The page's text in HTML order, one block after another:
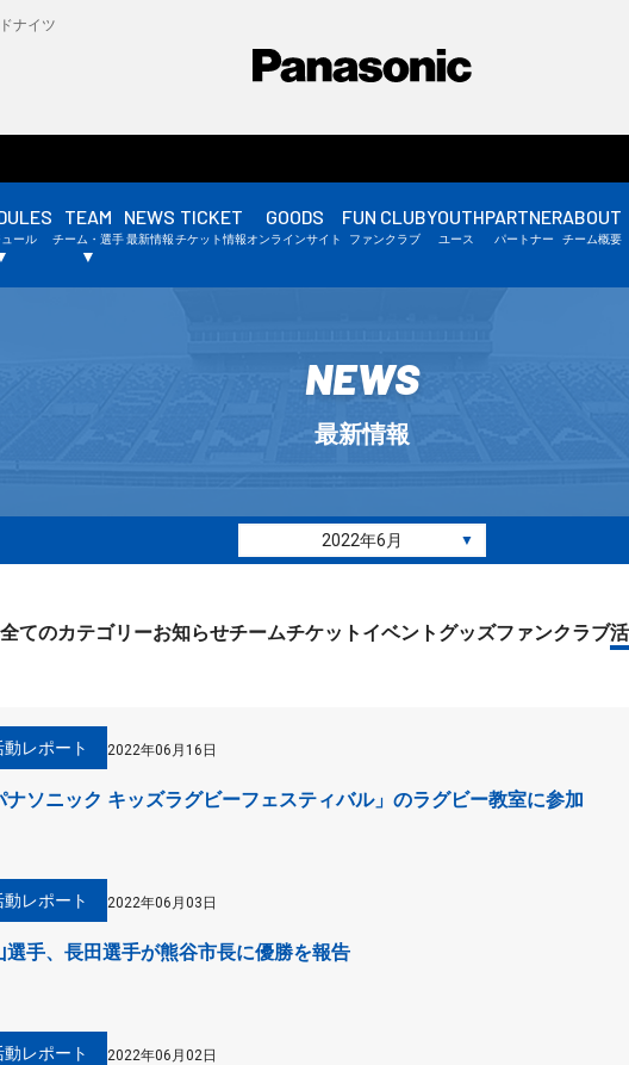
ナイツ
ール
TEAM
チーム・選手
▼
NEWS
最新情報
TICKET
チケット情報
GOODS
オンラインサイト
FUN CLUB
ファンクラブ
YOUTH
ユース
PARTNER
パートナー
ABOUT
チーム概要
ール
・選手情報
・スタッフ情報
NEWS
最新情報
2022年6月 ▼
全てのカテゴリーお知らせチームチケット イベント グッズファンクラブ
動レポート 2022年06月16日
ナソニック キッズラグビーフェスティバル」のラグビー教室に参加
動レポート 2022年06月03日
選手、長田選手が熊谷市長に優勝を報告
動レポート 2022年06月02日